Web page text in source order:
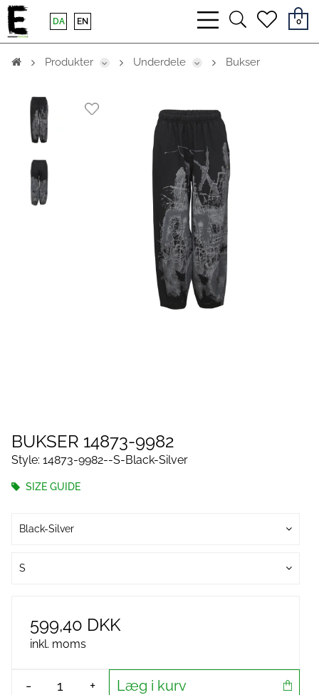
bars
light
searchheart
0
DA EN
Produkter Underdele Bukser
BUKSER 14873-9982
Style: 14873-9982--S-Black-Silver
SIZE GUIDE
Black-Silver
S
599,40 DKK
inkl. moms
- + Læg i kurv